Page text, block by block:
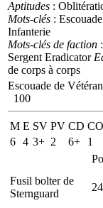
Aptitudes :
Mots-clés :
Infanterie
Mots-clés de faction
Sergent Eradicator
de corps à corps
Escouade de
100
M E SV PV CD CO
6 4 3+ 2 6+
1
Fusil bolter de
Sternguard
24